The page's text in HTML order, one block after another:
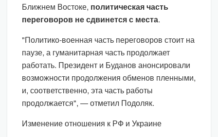
Ближнем Востоке, политическая часть
переговоров не сдвинется с места.
"Политико-военная часть переговоров стоит на
паузе, а гуманитарная часть продолжает
работать. Президент и Буданов анонсировали
возможности продолжения обменов пленными,
и, соответственно, эта часть работы
продолжается", — отметил Подоляк.
Изменение отношения к РФ и Украине